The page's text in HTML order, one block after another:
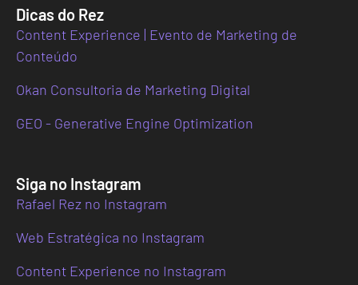
Dicas do Rez
Content Experience | Evento de Marketing de
Conteúdo
Okan Consultoria de Marketing Digital
GEO - Generative Engine Optimization
Siga no Instagram
Rafael Rez no Instagram
Web Estratégica no Instagram
Content Experience no Instagram